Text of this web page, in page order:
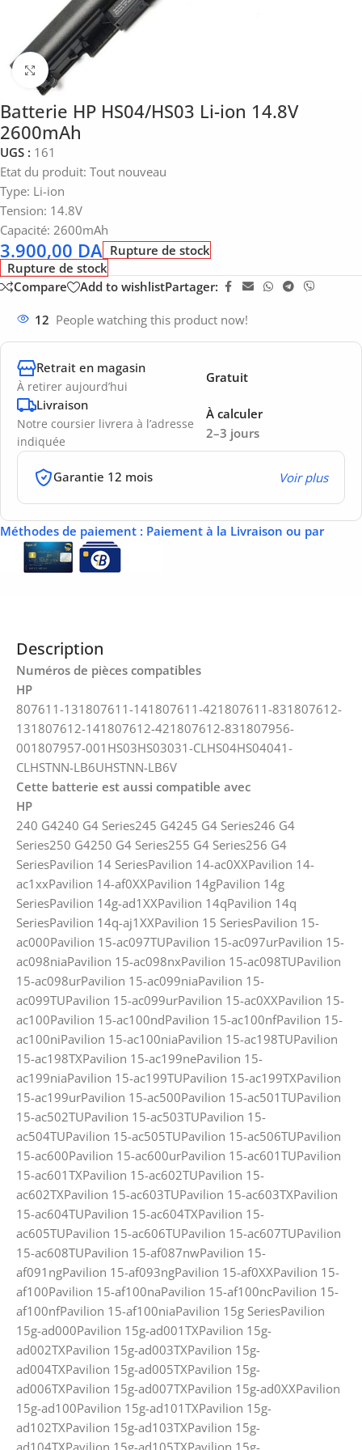
Click to enlarge
Batterie HP HS04/HS03 Li-ion 14.8V
2600mAh
UGS : 161
Etat du produit: Tout nouveau
Type: Li-ion
Tension: 14.8V
Capacité: 2600mAh
3.900,00 DA Rupture de stock
Rupture de stock
Compare
Add to wishlistPartager:
12 People watching this product now!
Retrait en magasin
À retirer aujourd’hui
Gratuit
Livraison
Notre coursier livrera à l’adresse
indiquée
2–3 jours
À calculer
Garantie 12 mois Voir plus
Méthodes de paiement : Paiement à la Livraison ou par
Description
Numéros de pièces compatibles
HP
807611-131807611-141807611-421807611-831807612-
131807612-141807612-421807612-831807956-
001807957-001HS03HS03031-CLHS04HS04041-
CLHSTNN-LB6UHSTNN-LB6V
Cette batterie est aussi compatible avec
HP
240 G4240 G4 Series245 G4245 G4 Series246 G4
Series250 G4250 G4 Series255 G4 Series256 G4
SeriesPavilion 14 SeriesPavilion 14-ac0XXPavilion 14-
ac1xxPavilion 14-af0XXPavilion 14gPavilion 14g
SeriesPavilion 14g-ad1XXPavilion 14qPavilion 14q
SeriesPavilion 14q-aj1XXPavilion 15 SeriesPavilion 15-
ac000Pavilion 15-ac097TUPavilion 15-ac097urPavilion 15-
ac098niaPavilion 15-ac098nxPavilion 15-ac098TUPavilion
15-ac098urPavilion 15-ac099niaPavilion 15-
ac099TUPavilion 15-ac099urPavilion 15-ac0XXPavilion 15-
ac100Pavilion 15-ac100ndPavilion 15-ac100nfPavilion 15-
ac100niPavilion 15-ac100niaPavilion 15-ac198TUPavilion
15-ac198TXPavilion 15-ac199nePavilion 15-
ac199niaPavilion 15-ac199TUPavilion 15-ac199TXPavilion
15-ac199urPavilion 15-ac500Pavilion 15-ac501TUPavilion
15-ac502TUPavilion 15-ac503TUPavilion 15-
ac504TUPavilion 15-ac505TUPavilion 15-ac506TUPavilion
15-ac600Pavilion 15-ac600urPavilion 15-ac601TUPavilion
15-ac601TXPavilion 15-ac602TUPavilion 15-
ac602TXPavilion 15-ac603TUPavilion 15-ac603TXPavilion
15-ac604TUPavilion 15-ac604TXPavilion 15-
ac605TUPavilion 15-ac606TUPavilion 15-ac607TUPavilion
15-ac608TUPavilion 15-af087nwPavilion 15-
af091ngPavilion 15-af093ngPavilion 15-af0XXPavilion 15-
af100Pavilion 15-af100naPavilion 15-af100ncPavilion 15-
af100nfPavilion 15-af100niaPavilion 15g SeriesPavilion
15g-ad000Pavilion 15g-ad001TXPavilion 15g-
ad002TXPavilion 15g-ad003TXPavilion 15g-
ad004TXPavilion 15g-ad005TXPavilion 15g-
ad006TXPavilion 15g-ad007TXPavilion 15g-ad0XXPavilion
15g-ad100Pavilion 15g-ad101TXPavilion 15g-
ad102TXPavilion 15g-ad103TXPavilion 15g-
ad104TXPavilion 15g-ad105TXPavilion 15g-